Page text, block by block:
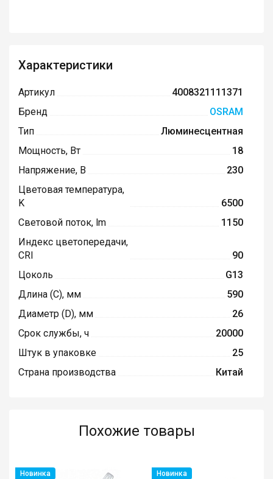
Характеристики
Артикул
4008321111371
Бренд
OSRAM
Тип
Люминесцентная
Мощность, Вт
18
Напряжение, В
230
Цветовая температура,
K
6500
Световой поток, lm
1150
Индекс цветопередачи,
CRI
90
Цоколь
G13
Длина (C), мм
590
Диаметр (D), мм
26
Срок службы, ч
20000
Штук в упаковке
25
Страна производства
Китай
Похожие товары
Новинка Новинка